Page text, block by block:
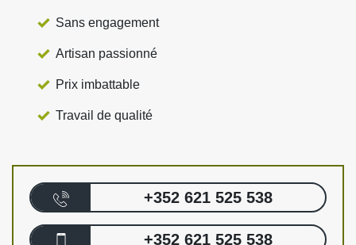
Sans engagement
Artisan passionné
Prix imbattable
Travail de qualité
+352 621 525 538
+352 621 525 538